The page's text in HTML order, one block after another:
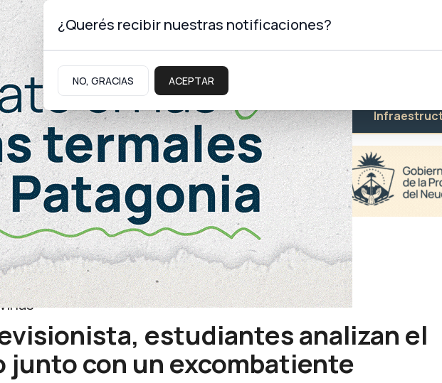
Turismo Educación Salud
estudiantes analizan el
con un excombatiente
¿Querés recibir nuestras notificaciones?
NO, GRACIAS ACEPTAR